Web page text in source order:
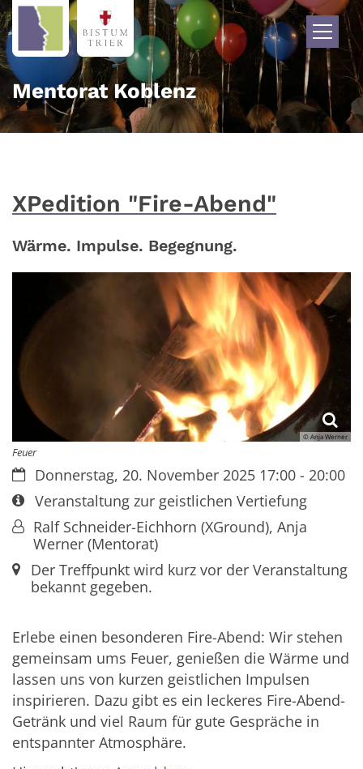
Zum Inhalt springen
Mentorat Koblenz
XPedition "Fire-Abend"
Wärme. Impulse. Begegnung.
© Anja Werner
Feuer
Datum:Donnerstag, 20. November 2025 17:00 - 20:00
Art bzw. Nummer:
Veranstaltung zur geistlichen Vertiefung
Von:Ralf Schneider-Eichhorn (XGround), Anja
Werner (Mentorat)
Ort:Der Treffpunkt wird kurz vor der Veranstaltung
bekannt gegeben.
Erlebe einen besonderen Fire-Abend: Wir stehen
gemeinsam ums Feuer, genießen die Wärme und
lassen uns von kurzen geistlichen Impulsen
inspirieren. Dazu gibt es ein leckeres Fire-Abend-
Getränk und viel Raum für gute Gespräche in
entspannter Atmosphäre.